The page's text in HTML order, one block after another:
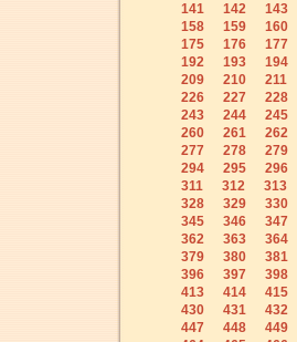
141
142 143
158
159 160
175
176 177
192
193 194
209
210 211
226
227 228
243
244 245
260
261 262
277
278 279
294
295 296
311
312 313
328
329 330
345
346 347
362
363 364
379
380 381
396
397 398
413
414 415
430
431 432
447
448 449